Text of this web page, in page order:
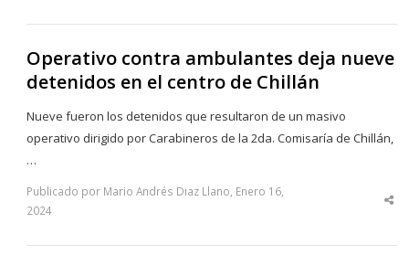
Operativo contra ambulantes deja nueve
detenidos en el centro de Chillán
Nueve fueron los detenidos que resultaron de un masivo
operativo dirigido por Carabineros de la 2da. Comisaría de Chillán,
…
Publicado por Mario Andrés Diaz Llano, Enero 16,
2024